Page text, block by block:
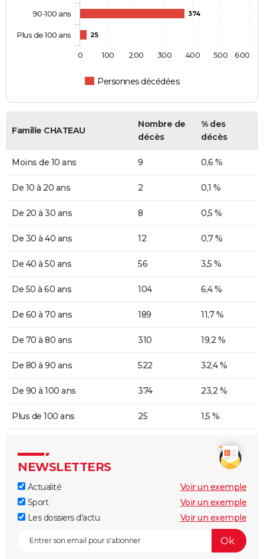
374
25
Personnes décédées
90-100 ans
Plus de 100 ans
0 100 200 300 400 500 600
Famille CHATEAU
Nombre de
décès
% des
décès
Moins de 10 ans 9 0,6 %
De 10 à 20 ans 2 0,1 %
De 20 à 30 ans 8 0,5 %
De 30 à 40 ans 12 0,7 %
De 40 à 50 ans 56 3,5 %
De 50 à 60 ans 104 6,4 %
De 60 à 70 ans 189 11,7 %
De 70 à 80 ans 310 19,2 %
De 80 à 90 ans 522 32,4 %
De 90 à 100 ans 374 23,2 %
Plus de 100 ans 25 1,5 %
NEWSLETTERS
Actualité
Voir un exemple
Sport
Voir un exemple
Les dossiers d'actu
Voir un exemple